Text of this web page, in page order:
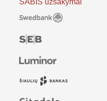
SABIS užsakymai